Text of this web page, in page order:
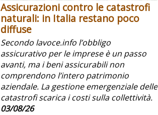
Assicurazioni contro le catastrofi
naturali: in Italia restano poco
diffuse
Secondo lavoce.info l’obbligo
assicurativo per le imprese è un passo
avanti, ma i beni assicurabili non
comprendono l’intero patrimonio
aziendale. La gestione emergenziale delle
catastrofi scarica i costi sulla collettività.
03/08/26